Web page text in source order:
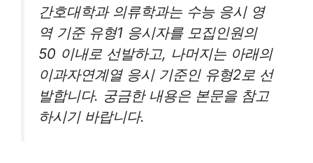
간호대학과 의류학과는 수능 응시 영
역 기준 유형1 응시자를 모집인원의
50 이내로 선발하고, 나머지는 아래의
이과자연계열 응시 기준인 유형2로 선
발합니다. 궁금한 내용은 본문을 참고
하시기 바랍니다.